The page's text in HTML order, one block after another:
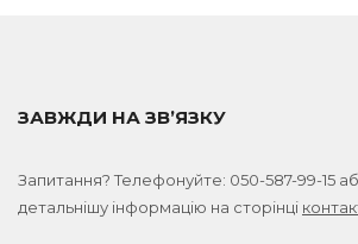
ЗАВЖДИ НА ЗВ’ЯЗКУ
Запитання? Телефонуйте: 050-587-99-15
детальнішу інформацію на сторінці